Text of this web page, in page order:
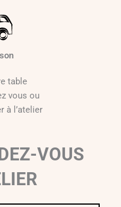
table
vous ou
à l’atelier
VOUS